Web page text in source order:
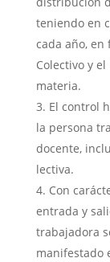
teniendo en
cada año, en
Colectivo y
materia.
El control
la persona
docente,
lectiva.
Con
entrada y
trabajadora
manifestado